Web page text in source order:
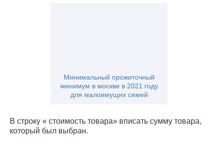
Минимальный прожиточный
минимум в москве в 2021 году
для малоимущих семей
В строку « стоимость товара» вписать сумму товара,
который был выбран.